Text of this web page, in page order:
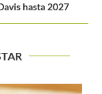
hasta 2027